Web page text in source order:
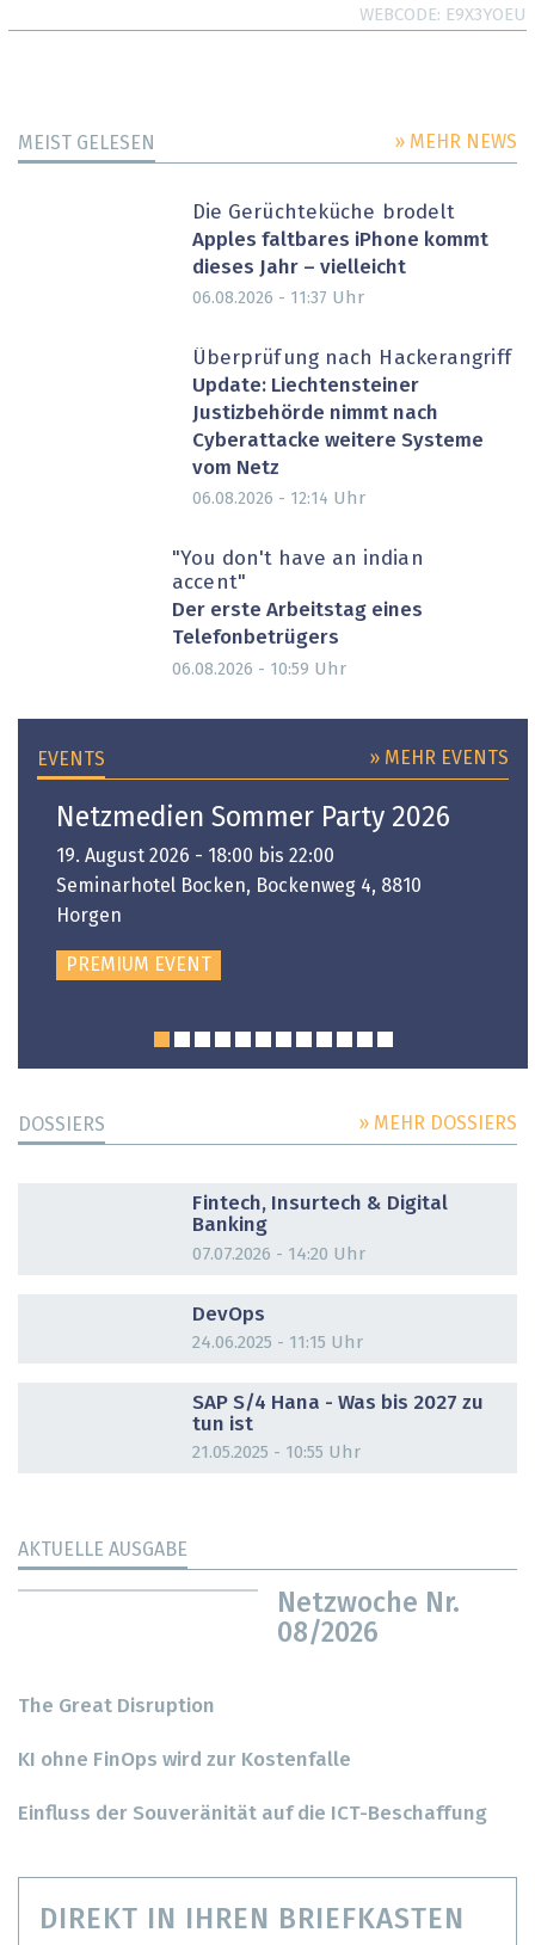
WEBCODE E9X3YOEU
MEIST GELESEN » MEHR NEWS
Die Gerüchteküche brodelt
Apples faltbares iPhone kommt
dieses Jahr – vielleicht
06.08.2026 - 11:37 Uhr
Überprüfung nach Hackerangriff
Update: Liechtensteiner
Justizbehörde nimmt nach
Cyberattacke weitere Systeme
vom Netz
06.08.2026 - 12:14 Uhr
"You don't have an indian
accent"
Der erste Arbeitstag eines
Telefonbetrügers
06.08.2026 - 10:59 Uhr
EVENTS » MEHR EVENTS
Netzmedien Sommer Party 2026
19. August 2026 - 18:00 bis 22:00
Seminarhotel Bocken, Bockenweg 4, 8810
Horgen
PREMIUM EVENT
DOSSIERS » MEHR DOSSIERS
Fintech, Insurtech & Digital
Banking
07.07.2026 - 14:20 Uhr
DevOps
24.06.2025 - 11:15 Uhr
SAP S/4 Hana - Was bis 2027 zu
tun ist
21.05.2025 - 10:55 Uhr
AKTUELLE AUSGABE
Netzwoche Nr.
08/2026
The Great Disruption
KI ohne FinOps wird zur Kostenfalle
Einfluss der Souveränität auf die ICT-Beschaffung
DIREKT IN IHREN BRIEFKASTEN